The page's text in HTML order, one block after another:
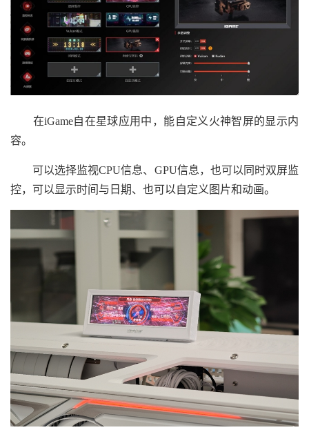
在iGame自在星球应用中，能自定义火神智屏的显示内
容。
可以选择监视CPU信息、GPU信息，也可以同时双屏监
控，可以显示时间与日期、也可以自定义图片和动画。